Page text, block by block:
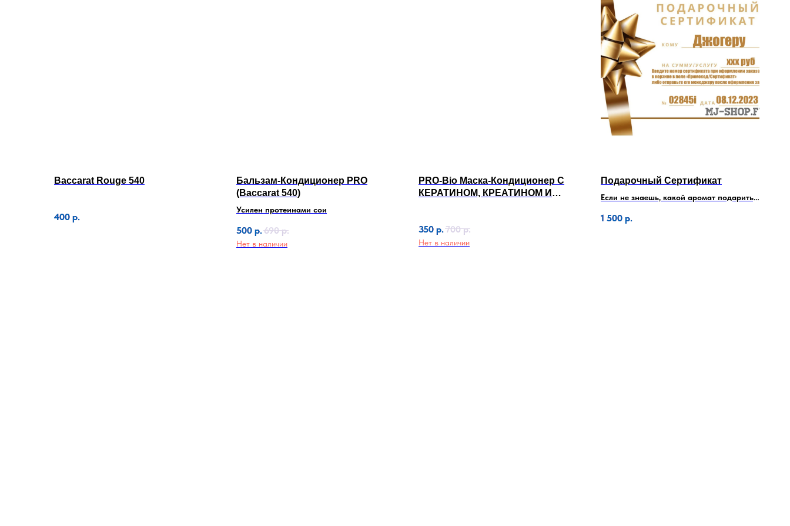
Baccarat Rouge 540
400 р.
Бальзам-Кондиционер PRO
(Baccarat 540)
Усилен протеинами сои
500 р.690 р.
Нет в наличии
PRO-Bio Маска-Кондиционер С
КЕРАТИНОМ, КРЕАТИНОМ И
350 р.700 р.
Нет в наличии
Подарочный Сертификат
Если не знаешь, какой аромат подарить,
1 500 р.